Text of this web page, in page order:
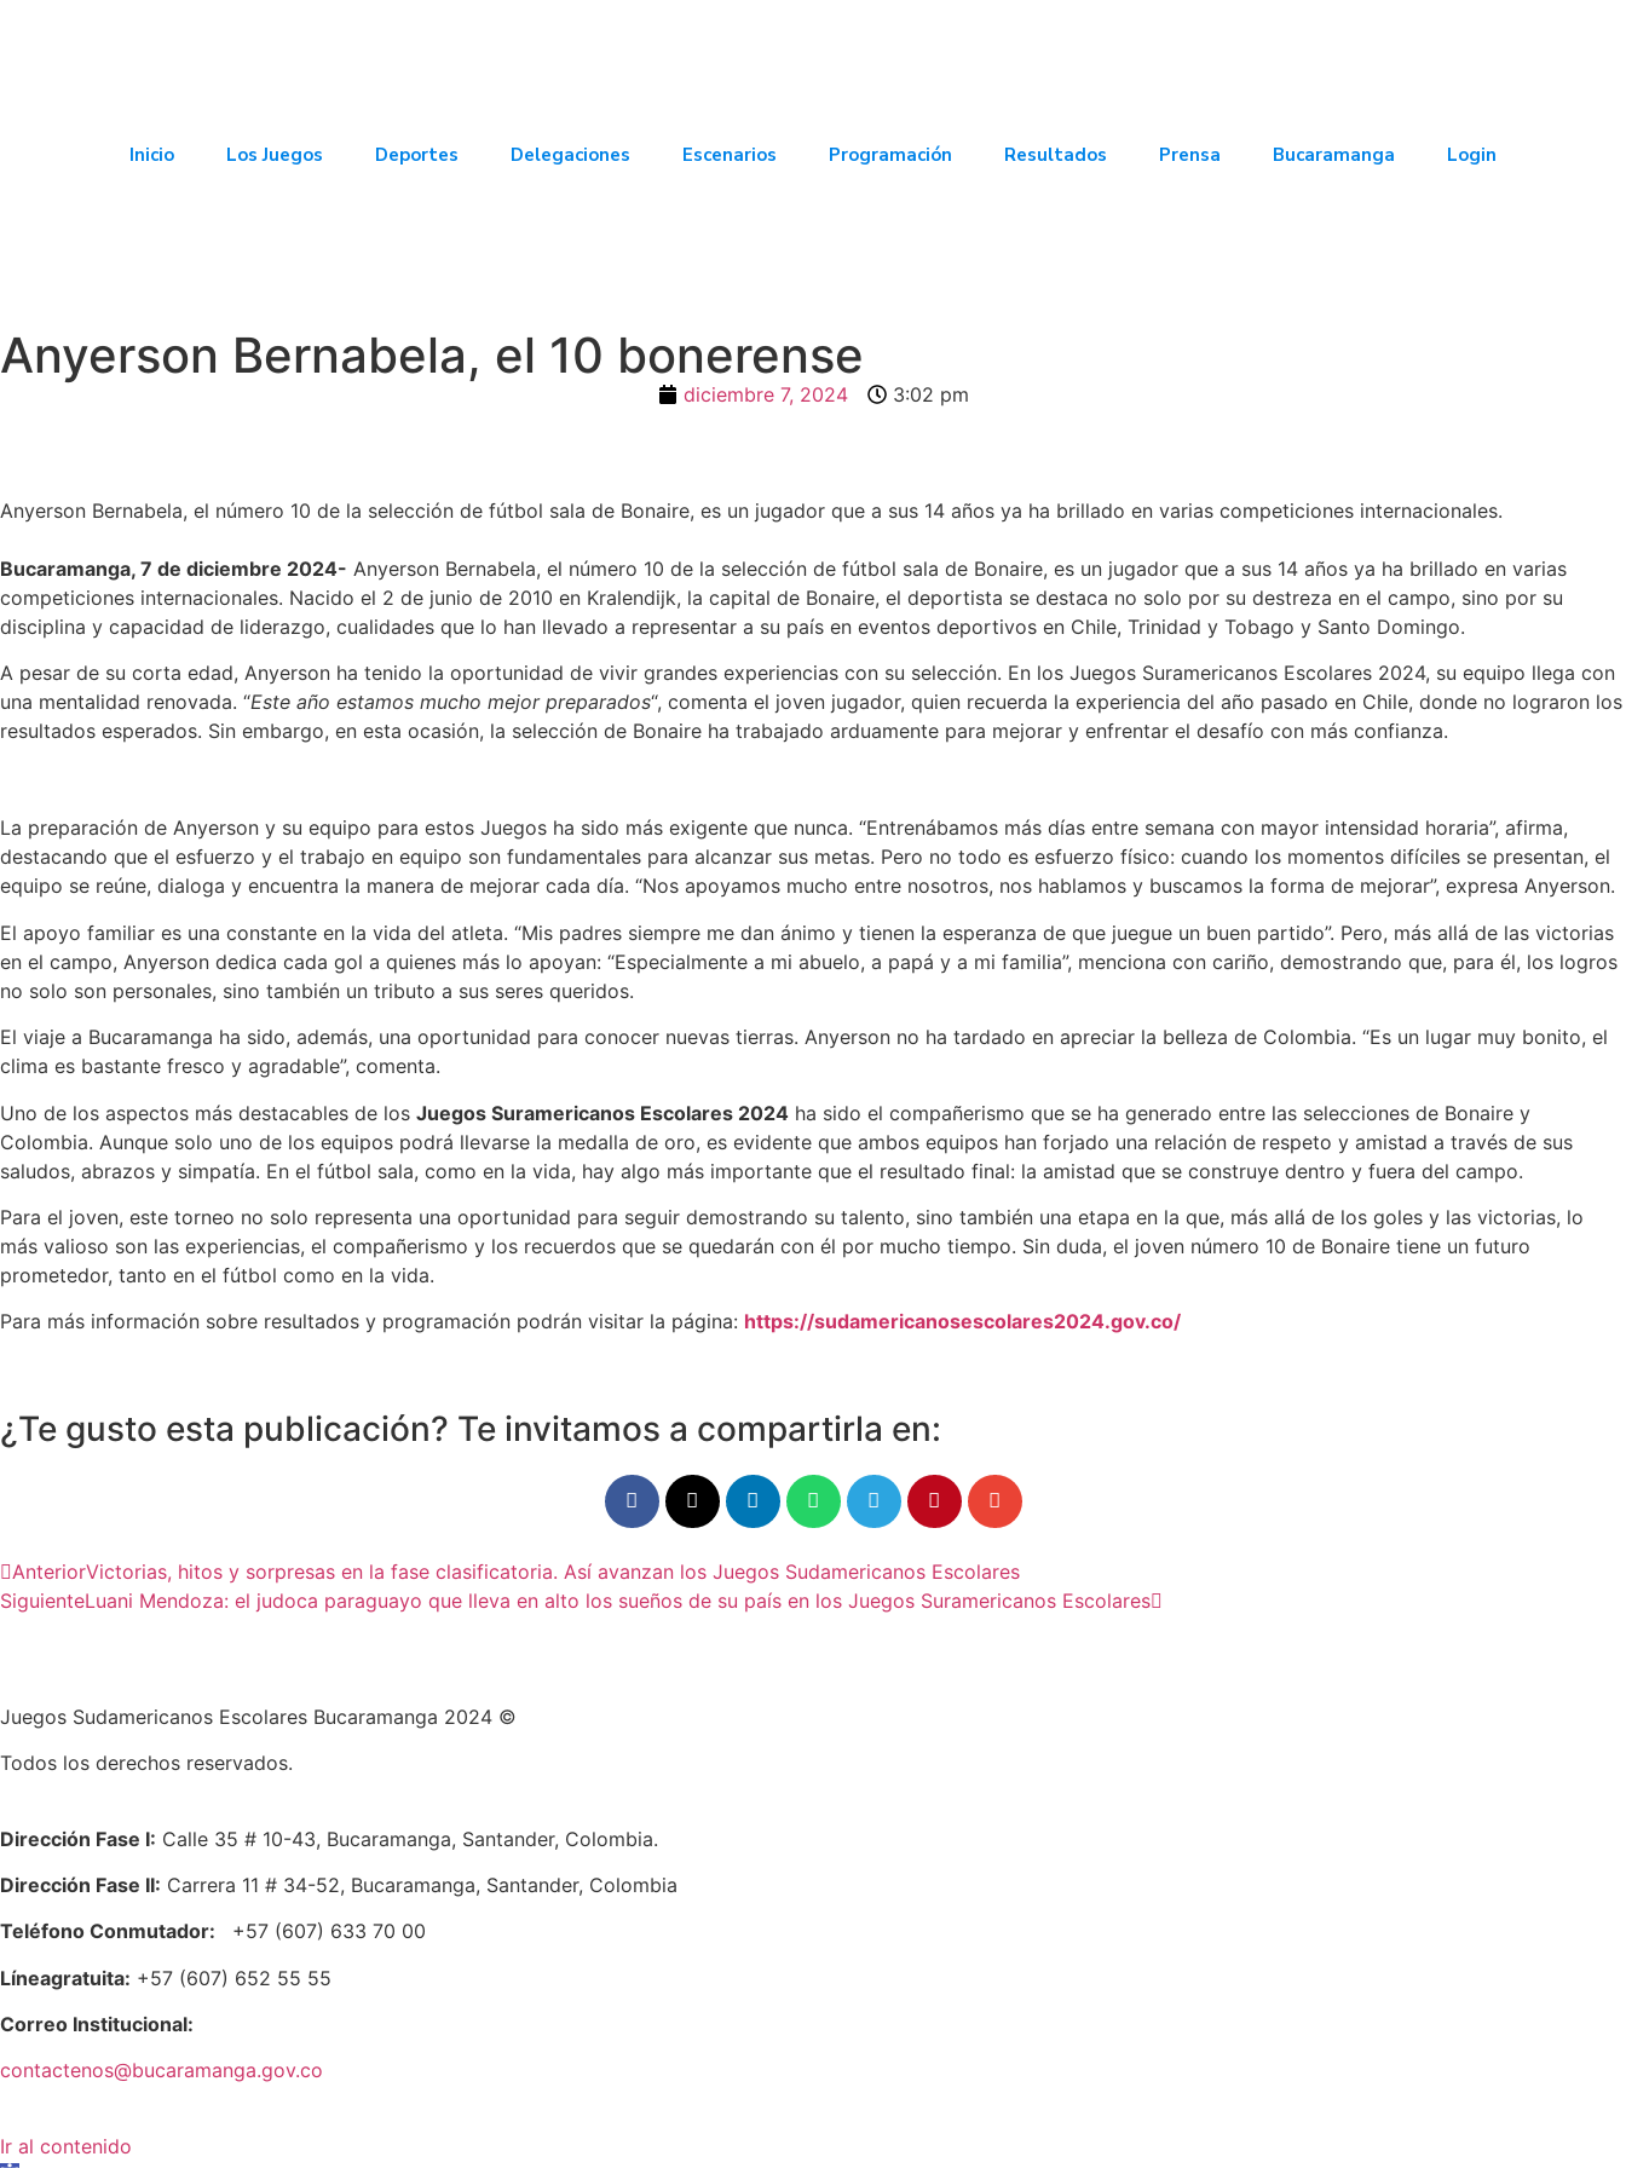
Inicio Los Juegos Deportes Delegaciones Escenarios Programación Resultados Prensa Bucaramanga Login
Anyerson Bernabela, el 10 bonerense
diciembre 7, 2024 3:02 pm
Anyerson Bernabela, el número 10 de la selección de fútbol sala de Bonaire, es un jugador que a sus 14 años ya ha brillado en varias competiciones internacionales.
Bucaramanga, 7 de diciembre 2024- Anyerson Bernabela, el número 10 de la selección de fútbol sala de Bonaire, es un jugador que a sus 14 años ya ha brillado en varias
competiciones internacionales. Nacido el 2 de junio de 2010 en Kralendijk, la capital de Bonaire, el deportista se destaca no solo por su destreza en el campo, sino por su
disciplina y capacidad de liderazgo, cualidades que lo han llevado a representar a su país en eventos deportivos en Chile, Trinidad y Tobago y Santo Domingo.
A pesar de su corta edad, Anyerson ha tenido la oportunidad de vivir grandes experiencias con su selección. En los Juegos Suramericanos Escolares 2024, su equipo llega con
una mentalidad renovada. “Este año estamos mucho mejor preparados“, comenta el joven jugador, quien recuerda la experiencia del año pasado en Chile, donde no lograron los
resultados esperados. Sin embargo, en esta ocasión, la selección de Bonaire ha trabajado arduamente para mejorar y enfrentar el desafío con más confianza.
La preparación de Anyerson y su equipo para estos Juegos ha sido más exigente que nunca. “Entrenábamos más días entre semana con mayor intensidad horaria”, afirma,
destacando que el esfuerzo y el trabajo en equipo son fundamentales para alcanzar sus metas. Pero no todo es esfuerzo físico: cuando los momentos difíciles se presentan, el
equipo se reúne, dialoga y encuentra la manera de mejorar cada día. “Nos apoyamos mucho entre nosotros, nos hablamos y buscamos la forma de mejorar”, expresa Anyerson.
El apoyo familiar es una constante en la vida del atleta. “Mis padres siempre me dan ánimo y tienen la esperanza de que juegue un buen partido”. Pero, más allá de las victorias
en el campo, Anyerson dedica cada gol a quienes más lo apoyan: “Especialmente a mi abuelo, a papá y a mi familia”, menciona con cariño, demostrando que, para él, los logros
no solo son personales, sino también un tributo a sus seres queridos.
El viaje a Bucaramanga ha sido, además, una oportunidad para conocer nuevas tierras. Anyerson no ha tardado en apreciar la belleza de Colombia. “Es un lugar muy bonito, el
clima es bastante fresco y agradable”, comenta.
Uno de los aspectos más destacables de los Juegos Suramericanos Escolares 2024 ha sido el compañerismo que se ha generado entre las selecciones de Bonaire y
Colombia. Aunque solo uno de los equipos podrá llevarse la medalla de oro, es evidente que ambos equipos han forjado una relación de respeto y amistad a través de sus
saludos, abrazos y simpatía. En el fútbol sala, como en la vida, hay algo más importante que el resultado final: la amistad que se construye dentro y fuera del campo.
Para el joven, este torneo no solo representa una oportunidad para seguir demostrando su talento, sino también una etapa en la que, más allá de los goles y las victorias, lo
más valioso son las experiencias, el compañerismo y los recuerdos que se quedarán con él por mucho tiempo. Sin duda, el joven número 10 de Bonaire tiene un futuro
prometedor, tanto en el fútbol como en la vida.
Para más información sobre resultados y programación podrán visitar la página: https://sudamericanosescolares2024.gov.co/
¿Te gusto esta publicación? Te invitamos a compartirla en:
AnteriorVictorias, hitos y sorpresas en la fase clasificatoria. Así avanzan los Juegos Sudamericanos Escolares
SiguienteLuani Mendoza: el judoca paraguayo que lleva en alto los sueños de su país en los Juegos Suramericanos Escolares
Juegos Sudamericanos Escolares Bucaramanga 2024 ©
Todos los derechos reservados.
Dirección Fase I: Calle 35 # 10-43, Bucaramanga, Santander, Colombia.
Dirección Fase II: Carrera 11 # 34-52, Bucaramanga, Santander, Colombia
Teléfono Conmutador:
+57 (607) 633 70 00
Líneagratuita: +57 (607) 652 55 55
Correo Institucional:
contactenos@bucaramanga.gov.co
Ir al contenido